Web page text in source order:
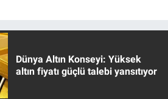
Dünya Altın Konseyi: Yüksek
altın fiyatı güçlü talebi yansıtıyor